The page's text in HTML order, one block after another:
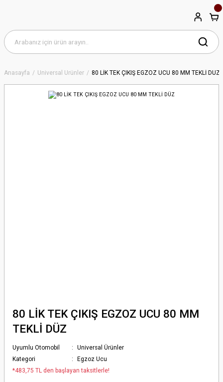
Anasayfa Universal Ürünler 80 LİK TEK ÇIKIŞ EGZOZ UCU 80 MM TEKLİ DÜZ
80 LİK TEK ÇIKIŞ EGZOZ UCU 80 MM
TEKLİ DÜZ
Uyumlu Otomobil
Universal Ürünler
Kategori
Egzoz Ucu
*483,75 TL den başlayan taksitlerle!